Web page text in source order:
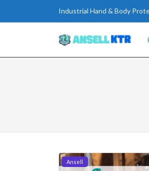
Industrial Hand & Body
Ansell